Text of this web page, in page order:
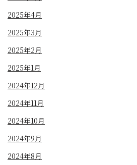
2025年4月
2025年3月
2025年2月
2025年1月
2024年12月
2024年11月
2024年10月
2024年9月
2024年8月